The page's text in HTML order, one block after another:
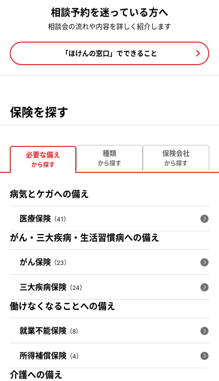
相談予約を迷っている方へ
相談会の流れや内容を詳しく紹介します
「ほけんの窓口」でできること
保険を探す
必要な備え
から探す
種類
から探す
保険会社
から探す
病気とケガへの備え
医療保険 （41）
がん・三大疾病・生活習慣病への備え
がん保険 （23）
三大疾病保険 （24）
働けなくなることへの備え
就業不能保険 （8）
所得補償保険 （4）
介護への備え